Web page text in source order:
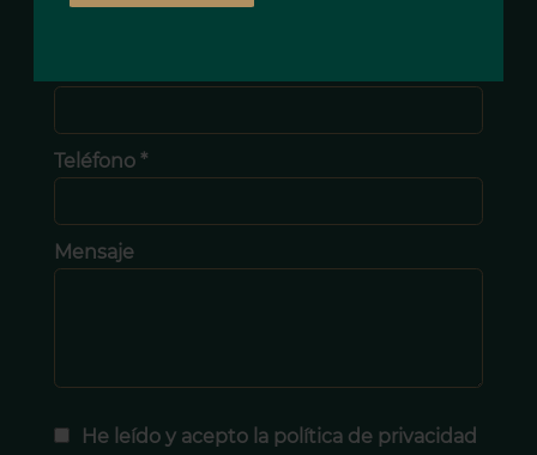
Teléfono *
Mensaje
He leído y acepto la política de privacidad